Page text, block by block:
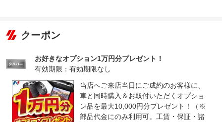
クーポン
お好きなオプション1万円分プレゼント！
有効期限：有効期限なし
当店へご来店当日にご成約のお客様に、
車と同時購入＆お取付いただくオプショ
ン品を最大10,000円分プレゼント！（※
部品代金にのみ利用可。工賃・保証・諸